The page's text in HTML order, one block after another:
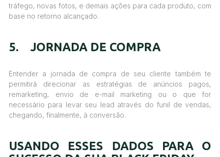
tráfego, novas fotos, e demais ações para cada produto, com
base no retorno alcançado.
5. JORNADA DE COMPRA
Entender a jornada de compra de seu cliente também te
permitirá direcionar as estratégias de anúncios pagos,
remarketing, envio de e-mail marketing ou o que for
necessário para levar seu lead através do funil de vendas,
chegando, finalmente, à conversão.
USANDO ESSES DADOS PARA O